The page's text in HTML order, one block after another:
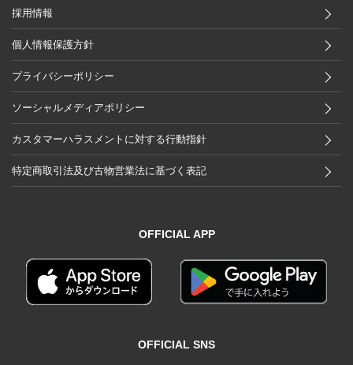
採用情報
個人情報保護方針
プライバシーポリシー
ソーシャルメディアポリシー
カスタマーハラスメントに対する行動指針
特定商取引法及び古物営業法に基づく表記
OFFICIAL APP
OFFICIAL SNS